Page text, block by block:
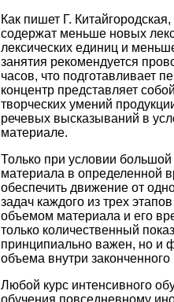
Как пишет Г.
содержат меньше новых
лексических единиц и
занятия рекомендуется
часов, что подготавливает
концентр представляет
творческих умений
речевых высказываний в
материале.
Только при условии
материала в определенной
обеспечить движение от
задач каждого из трех
объемом материала и его
только количественный
принципиально важен, но и
объема внутри законченного
Любой курс интенсивного
обучения повседневному